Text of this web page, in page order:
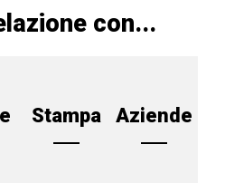
con...
Stampa Aziende